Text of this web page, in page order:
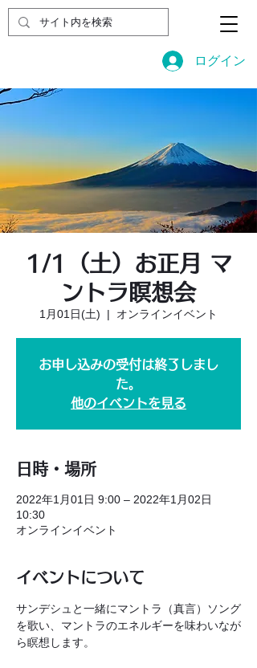
ログイン
1/1（土）お正月 マ
ントラ瞑想会
1月01日(土)
  |
オンラインイベント
お申し込みの受付は終了しまし
た。
他のイベントを見る
日時・場所
2022年1月01日 9:00 – 2022年1月02日
10:30
オンラインイベント
イベントについて
サンデシュと一緒にマントラ（真言）ソング
を歌い、マントラのエネルギーを味わいなが
ら瞑想します。